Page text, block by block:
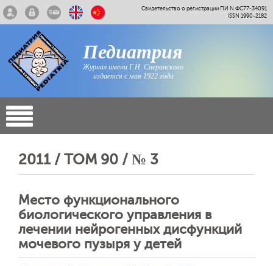
Свидетельство о регистрации ПИ N ФС77-34091
ISSN 1990-2182
Педиатрия
Журнал имени Г.Н. Сперанского
издается с мая 1922 года
2011 / ТОМ 90 / № 3
Место функционального
биологического управления в
лечении нейрогенных дисфункций
мочевого пузыря у детей